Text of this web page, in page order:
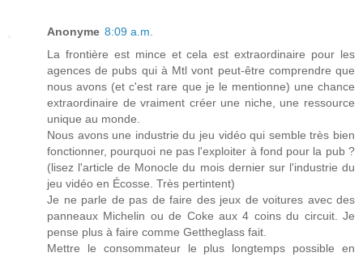
Anonyme 8:09 a.m.
La frontière est mince et cela est extraordinaire pour les
agences de pubs qui à Mtl vont peut-être comprendre que
nous avons (et c'est rare que je le mentionne) une chance
extraordinaire de vraiment créer une niche, une ressource
unique au monde.
Nous avons une industrie du jeu vidéo qui semble très bien
fonctionner, pourquoi ne pas l'exploiter à fond pour la pub ?
(lisez l'article de Monocle du mois dernier sur l'industrie du
jeu vidéo en Écosse. Très pertintent)
Je ne parle de pas de faire des jeux de voitures avec des
panneaux Michelin ou de Coke aux 4 coins du circuit. Je
pense plus à faire comme Gettheglass fait.
Mettre le consommateur le plus longtemps possible en